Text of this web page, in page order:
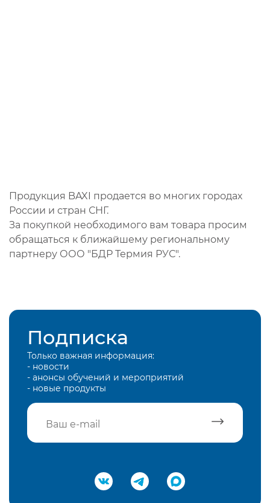
Продукция BAXI продается во многих городах
России и стран СНГ.
За покупкой необходимого вам товара просим
обращаться к ближайшему региональному
партнеру ООО "БДР Термия РУС".
Подписка
Только важная информация:
- новости
- анонсы обучений и мероприятий
- новые продукты